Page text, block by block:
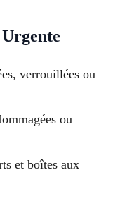
verrouillées ou
ou
et boîtes aux